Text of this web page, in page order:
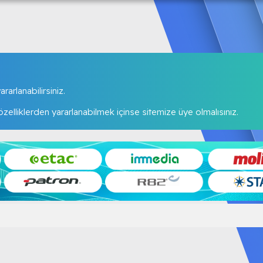
yararlanabilmek içinse sitemize üye olmalısınız.